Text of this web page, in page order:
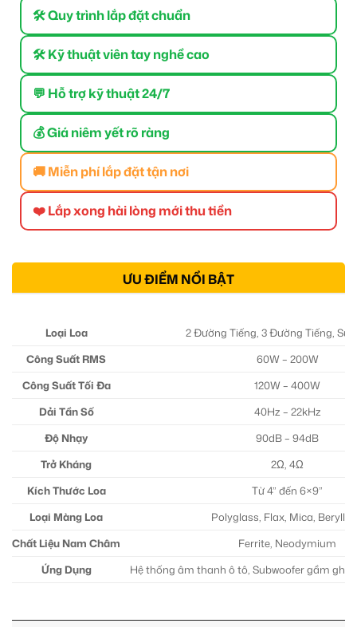
🛠 Quy trình lắp đặt chuẩn
🛠 Kỹ thuật viên tay nghề cao
💬 Hỗ trợ kỹ thuật 24/7
💰 Giá niêm yết rõ ràng
🚚 Miễn phí lắp đặt tận nơi
❤️ Lắp xong hài lòng mới thu tiền
ƯU ĐIỂM NỔI BẬT
Loại Loa
2 Đường Tiếng, 3 Đường Tiếng,
Công Suất RMS
60W – 200W
Công Suất Tối Đa
120W – 400W
Dải Tần Số
40Hz – 22kHz
Độ Nhạy
90dB – 94dB
Trở Kháng
2Ω, 4Ω
Kích Thước Loa
Từ 4” đến 6×9”
Loại Màng Loa
Polyglass, Flax, Mica,
Chất Liệu Nam Châm
Ferrite, Neodymium
Ứng Dụng
Hệ thống âm thanh ô tô, Subwoofer gầm